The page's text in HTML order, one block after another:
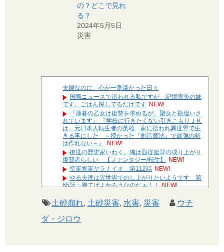
の？どこで見れ
る？
2024年5月5日
災害
夫婦なのに、心が一番遠かった日々
国際ニュースで追われる私ですが、記憶喪失の妹
です。ごはん探してるだけです NEW!
『薄暮の乙女は復讐を求めるが、聖女と勘違いさ
れています』 『学校に行きたくない引きこもりＪＫ
は、元日本人転生者の英雄一家に拾われ異世界で生
きる事にした ～授かった『創造魔法』で最強の剣
は作れない～』
NEW!
後世の歴史家いわく、俺は面従腹背の成り上がり
復讐者らしい 【ファンタジー/転生】
NEW!
空軍将軍ヤラナイオ 第112話 NEW!
やる夫達は異世界でのし上がりたいようです 第
65話：勝てばよかろうなのだぁ！！ NEW!
１４ NEW!
NEW!
土砂崩れ, 土砂災害, 水害, 災害
ウチ
ダ・ジロウ